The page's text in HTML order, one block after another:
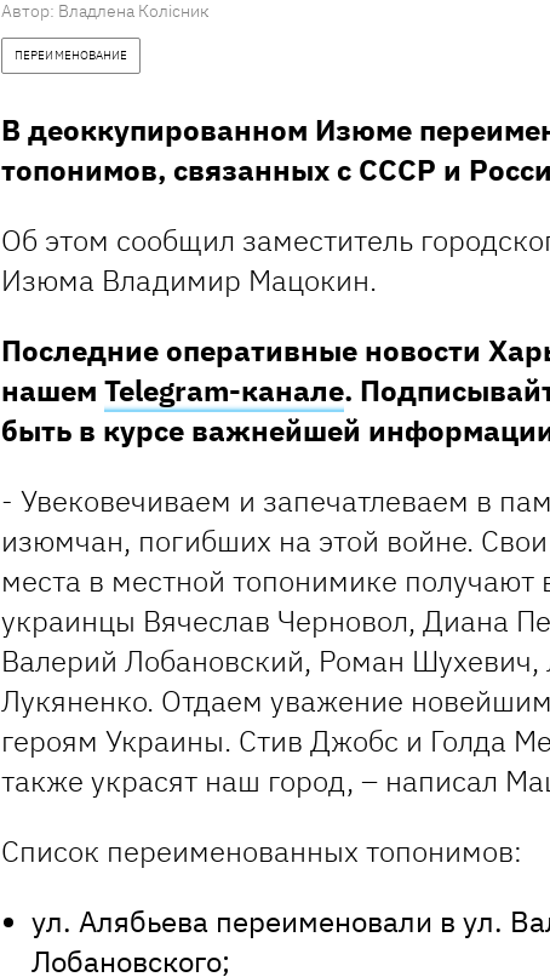
Автор: Владлена Колісник
ПЕРЕИМЕНОВАНИЕ
В деоккупированном Изюме
топонимов, связанных с СССР и
Об этом сообщил заместитель
Изюма Владимир Мацокин.
Последние оперативные новости
нашем Telegram-канале.
быть в курсе важнейшей
- Увековечиваем и запечатлеваем в
изюмчан, погибших на этой войне.
места в местной топонимике
украинцы Вячеслав Черновол, Диана
Валерий Лобановский, Роман Шухевич,
Лукяненко. Отдаем уважение
героям Украины. Стив Джобс и Голда
также украсят наш город, – написал
Список переименованных топонимов:
ул. Алябьева переименовали в ул.
Лобановского;